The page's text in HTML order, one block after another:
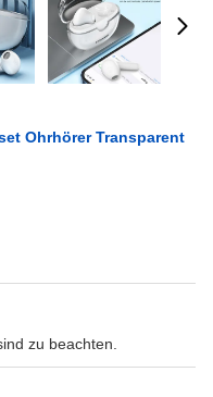
Ohrhörer Transparent
zu beachten.